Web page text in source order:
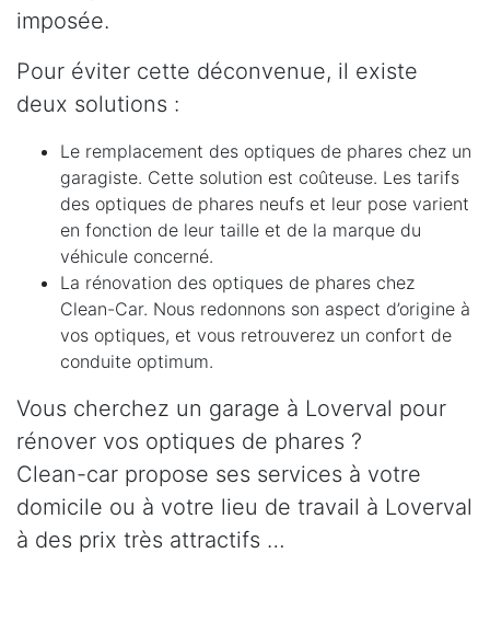
imposée.
Pour éviter cette déconvenue, il existe
deux solutions :
Le remplacement des optiques de phares chez un
garagiste. Cette solution est coûteuse. Les tarifs
des optiques de phares neufs et leur pose varient
en fonction de leur taille et de la marque du
véhicule concerné.
La rénovation des optiques de phares chez
Clean-Car. Nous redonnons son aspect d’origine à
vos optiques, et vous retrouverez un confort de
conduite optimum.
Vous cherchez un garage à Loverval pour
rénover vos optiques de phares ?
Clean-car propose ses services à votre
domicile ou à votre lieu de travail à Loverval
à des prix très attractifs …